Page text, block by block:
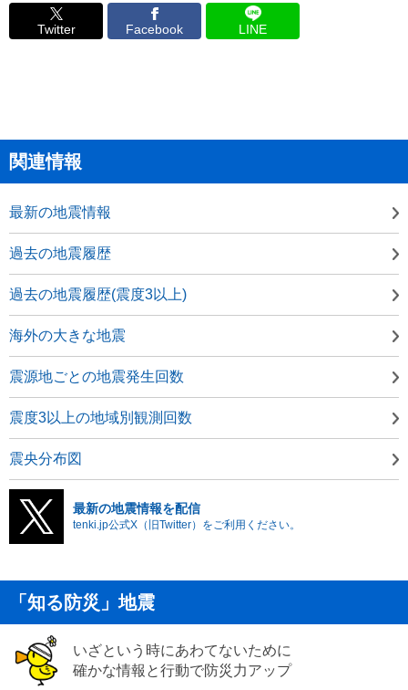
Twitter Facebook LINE
関連情報
最新の地震情報
過去の地震履歴
過去の地震履歴(震度3以上)
海外の大きな地震
震源地ごとの地震発生回数
震度3以上の地域別観測回数
震央分布図
最新の地震情報を配信
tenki.jp公式X（旧Twitter）をご利用ください。
「知る防災」地震
いざという時にあわてないために
確かな情報と行動で防災力アップ